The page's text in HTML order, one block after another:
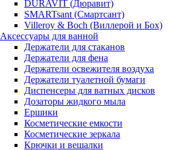
DURAVIT (Дюравит)
SMARTsant (Смартсант)
Villeroy & Boch (Виллерой и Бох)
Аксессуары для ванной
Держатели для стаканов
Держатели для фена
Держатели освежителя воздуха
Держатели туалетной бумаги
Диспенсеры для ватных дисков
Дозаторы жидкого мыла
Ершики
Косметические емкости
Косметические зеркала
Крючки и вешалки